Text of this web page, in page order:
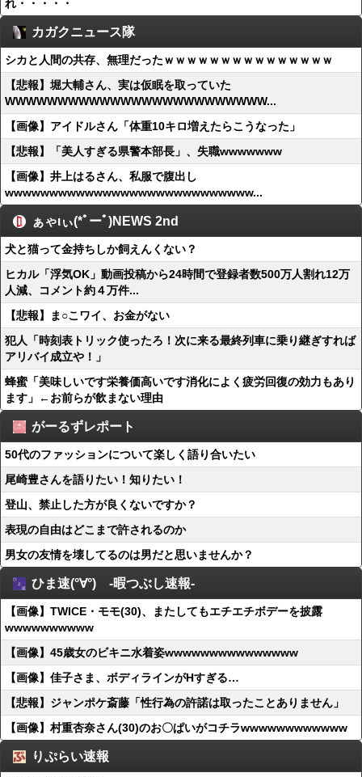
れ・・・・・
カガクニュース隊
シカと人間の共存、無理だったｗｗｗｗｗｗｗｗｗｗｗｗｗｗｗ
【悲報】堀大輔さん、実は仮眠を取っていた
WWWWWWWWWWWWWWWWWWWWWWWWW...
【画像】アイドルさん「体重10キロ増えたらこうなった」
【悲報】「美人すぎる県警本部長」、失職wwwwwww
【画像】井上はるさん、私服で腹出し
wwwwwwwwwwwwwwwwwwwwwwwwwwww...
ぁゃιぃ(*ﾟーﾟ)NEWS 2nd
犬と猫って金持ちしか飼えんくない？
ヒカル「浮気OK」動画投稿から24時間で登録者数500万人割れ12万
人減、コメント約４万件...
【悲報】ま○こワイ、お金がない
犯人「時刻表トリック使ったろ！次に来る最終列車に乗り継ぎすれば
アリバイ成立や！」
蜂蜜「美味しいです栄養価高いです消化によく疲労回復の効力もあり
ます」←お前らが飲まない理由
がーるずレポート
50代のファッションについて楽しく語り合いたい
尾崎豊さんを語りたい！知りたい！
登山、禁止した方が良くないですか？
表現の自由はどこまで許されるのか
男女の友情を壊してるのは男だと思いませんか？
ひま速(°∀°) -暇つぶし速報-
【画像】TWICE・モモ(30)、またしてもエチエチボデーを披露
wwwwwwwwww
【画像】45歳女のビキニ水着姿wwwwwwwwwwwwwww
【画像】佳子さま、ボディラインがHすぎる…
【悲報】ジャンポケ斎藤「性行為の許諾は取ったことありません」
【画像】村重杏奈さん(30)のお〇ぱいがコチラwwwwwwwwwwww
りぷらい速報